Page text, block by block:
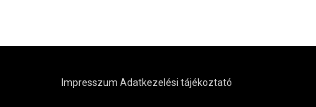
Impresszum Adatkezelési tájékoztató